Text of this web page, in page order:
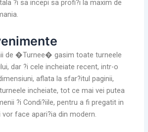
?i sa incepi sa profi?i la maxim de
de �Turnee� gasim toate turneele
dar ?i cele incheiate recent, intr-o
aflata la sfar?itul paginii,
incheiate, tot ce mai vei putea
?i Condi?iile, pentru a fi pregatit in
face apari?ia din modern.